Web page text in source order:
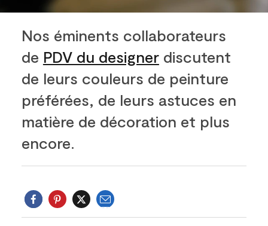
Nos éminents collaborateurs
de PDV du designerdiscutent
de leurs couleurs de peinture
préférées, de leurs astuces en
matière de décoration et plus
encore.
Twitter
Courriel